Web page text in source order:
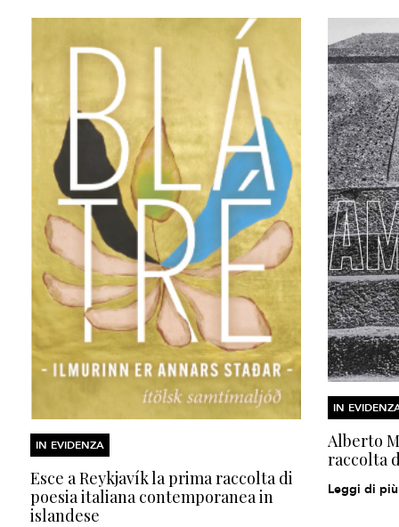
IN EVIDENZA
Esce a Reykjavík la prima raccolta di
poesia italiana contemporanea in
islandese
IN
Alberto
raccolta
Leggi di più